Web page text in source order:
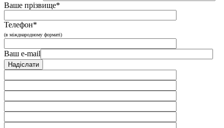
Ваше прізвище*
Телефон*
(в міжднародному форматі)
Ваш e-mail